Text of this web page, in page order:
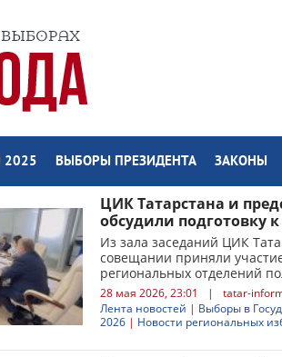
ВЫБОРЫ ПРЕЗИДЕНТА ЗАКОНЫ
ЦИК Татарстана и
обсудили подготовку
Из зала заседаний ЦИК
совещании приняли
региональных отделений
28 мая 2026, 23:01 |
tatar-
Лента новостей | Выборы в
2026 | Новости региональных